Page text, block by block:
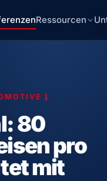
Ressourcen
]
80
pro
mit